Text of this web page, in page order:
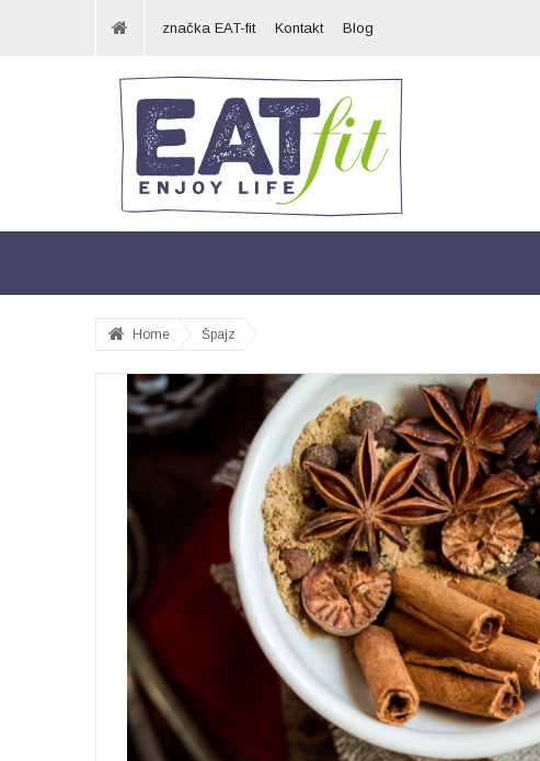
značka EAT-fit Kontakt Blog
Home Špajz